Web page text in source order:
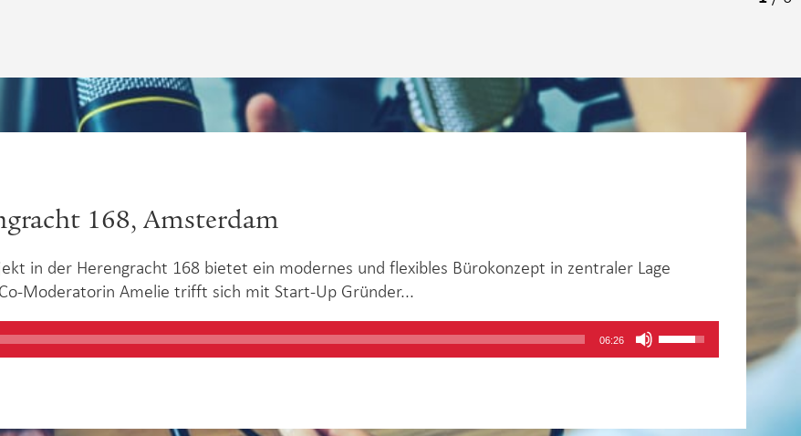
168, Amsterdam
in der Herengracht 168 bietet ein modernes und flexibles Bürokonzept in zentraler Lage
Moderatorin Amelie trifft sich mit Start-Up Gründer...
06:26
Pfeiltasten
Hoch/Runter
die